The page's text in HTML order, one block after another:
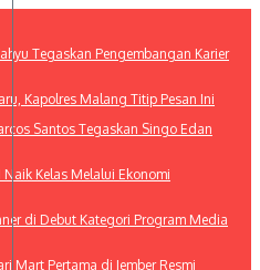
Tegaskan Pengembangan Karier
Kapolres Malang Titip Pesan Ini
Santos Tegaskan Singo Edan
Kelas Melalui Ekonomi
di Debut Kategori Program Media
Mart Pertama di Jember Resmi